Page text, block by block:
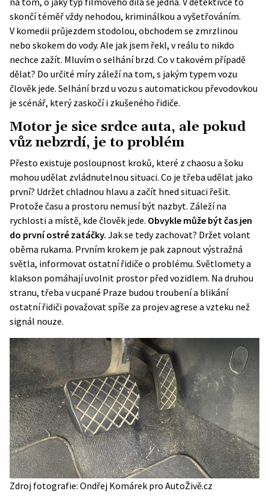
skončí téměř vždy nehodou, kriminálkou a vyšetřováním.
V komedii průjezdem stodolou, obchodem se zmrzlinou
nebo skokem do vody. Ale jak jsem řekl, v reálu to nikdo
nechce zažít. Mluvím o selhání brzd. Co v takovém případě
dělat? Do určité míry záleží na tom, s jakým typem vozu
člověk jede. Selhání brzd u vozu s automatickou převodovkou
je scénář, který zaskočí i zkušeného řidiče.
Motor je sice srdce auta, ale pokud
vůz nebzrdí, je to problém
Přesto existuje posloupnost kroků, které z chaosu a šoku
mohou udělat zvládnutelnou situaci. Co je třeba udělat jako
první? Udržet chladnou hlavu a začít hned situaci řešit.
Protože času a prostoru nemusí být nazbyt. Záleží na
rychlosti a místě, kde člověk jede. Obvykle může být čas jen
do první ostré zatáčky. Jak se tedy zachovat? Držet volant
oběma rukama. Prvním krokem je pak zapnout výstražná
světla, informovat ostatní řidiče o problému. Světlomety a
klakson pomáhají uvolnit prostor před vozidlem. Na druhou
stranu, třeba v ucpané Praze budou troubení a blikání
ostatní řidiči považovat spíše za projev agrese a vzteku než
signál nouze.
Zdroj fotografie: Ondřej Komárek pro AutoŽivě.cz